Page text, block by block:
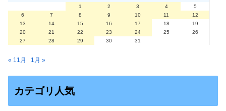
1
2 3 4
5
6
7 8 9 10 11
12
13
14 15 16 17 18
19
20
21 22 23 24 25
26
27
28 29 30 31
« 11月 1月 »
カテゴリ人気